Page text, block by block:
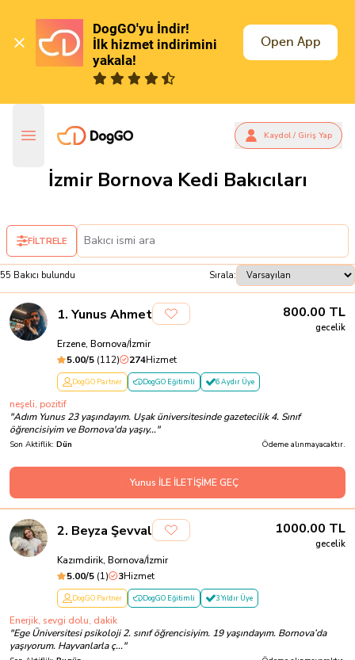
DogGO'yu İndir!
İlk hizmet indirimini
yakala!
Open App
Kaydol / Giriş Yap
İzmir Bornova Kedi Bakıcıları
FİLTRELE
55 Bakıcı bulundu Sırala:
1. Yunus Ahmet 800.00 TL
gecelik
Erzene, Bornova/İzmir
5.00/5 (112) 274Hizmet
DogGO Partner DogGO Eğitimli 6 Aydır Üye
neşeli, pozitif
"Adım Yunus 23 yaşındayım. Uşak üniversitesinde gazetecilik 4. Sınıf
öğrencisiyim ve Bornova'da yaşıy..."
Son Aktiflik: Dün Ödeme alınmayacaktır.
Yunus İLE İLETİŞİME GEÇ
2. Beyza Şevval 1000.00 TL
gecelik
Kazımdirik, Bornova/İzmir
5.00/5 (1) 3Hizmet
DogGO Partner DogGO Eğitimli 3 Yıldır Üye
Enerjik, sevgi dolu, dakik
"Ege Üniversitesi psikoloji 2. sınıf öğrencisiyim. 19 yaşındayım. Bornova’da
yaşıyorum. Hayvanlarla ç..."